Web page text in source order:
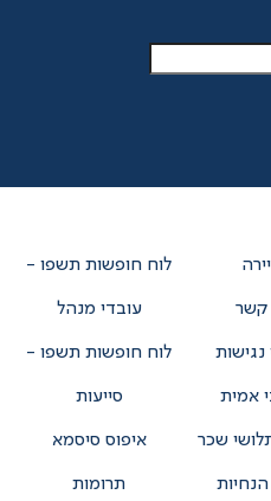
קשר
אמית
שכר
לוח חופשות תשפו -
עובדי מנהל
לוח חופשות תשפו -
סייעות
איפוס סיסמא
תרומות